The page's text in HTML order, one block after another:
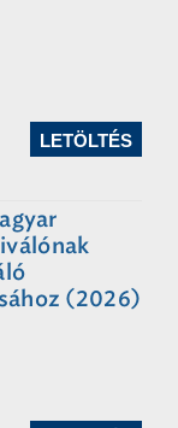
LETÖLTÉS
(2026)